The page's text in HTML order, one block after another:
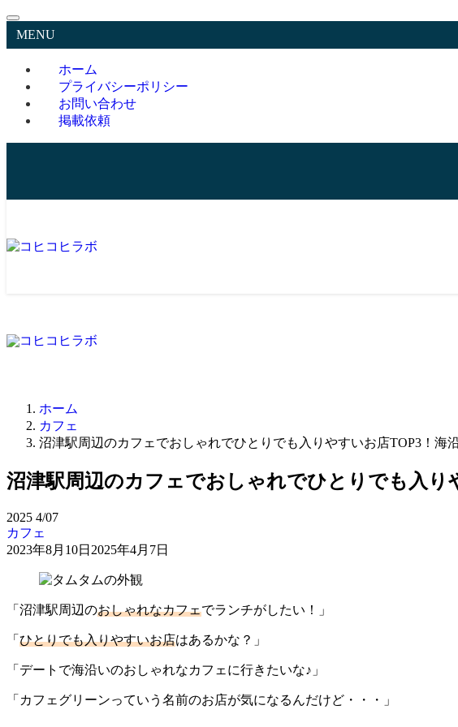
MENU
ホーム
プライバシーポリシー
お問い合わせ
掲載依頼
ホーム
カフェ
沼津駅周辺のカフェでおしゃれでひとりでも入りやすいお店TOP3！海
沼津駅周辺のカフェでおしゃれでひとりでも入り
2025 4/07
カフェ
2023年8月10日 2025年4月7日
「沼津駅周辺のおしゃれなカフェでランチがしたい！」
「 ひとりでも入りやすいお店はあるかな？」
「デートで海沿いのおしゃれなカフェに行きたいな♪」
「カフェグリーンっていう名前のお店が気になるんだけど・・・」